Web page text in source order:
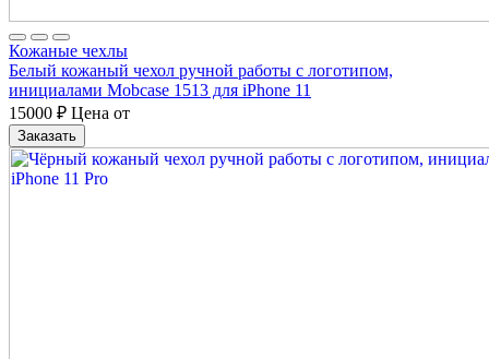
Кожаные чехлы
Белый кожаный чехол ручной работы с логотипом,
инициалами Mobcase 1513 для iPhone 11
15000 ₽ Цена от
Заказать